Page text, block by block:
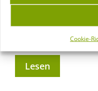
Cookie-
Probiotika sind der
und
Lesen